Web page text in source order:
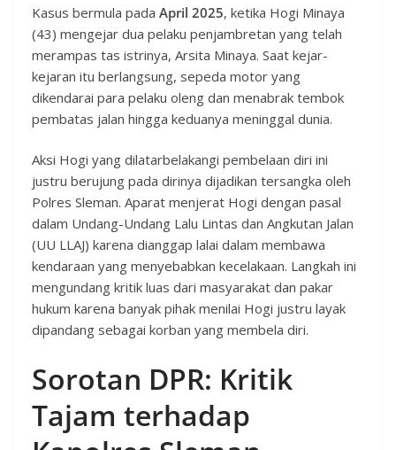
Kasus bermula pada April 2025, ketika Hogi Minaya
(43) mengejar dua pelaku penjambretan yang telah
merampas tas istrinya, Arsita Minaya. Saat kejar-
kejaran itu berlangsung, sepeda motor yang
dikendarai para pelaku oleng dan menabrak tembok
pembatas jalan hingga keduanya meninggal dunia.
Aksi Hogi yang dilatarbelakangi pembelaan diri ini
justru berujung pada dirinya dijadikan tersangka oleh
Polres Sleman. Aparat menjerat Hogi dengan pasal
dalam Undang-Undang Lalu Lintas dan Angkutan Jalan
(UU LLAJ) karena dianggap lalai dalam membawa
kendaraan yang menyebabkan kecelakaan. Langkah ini
mengundang kritik luas dari masyarakat dan pakar
hukum karena banyak pihak menilai Hogi justru layak
dipandang sebagai korban yang membela diri.
Sorotan DPR: Kritik
Tajam terhadap